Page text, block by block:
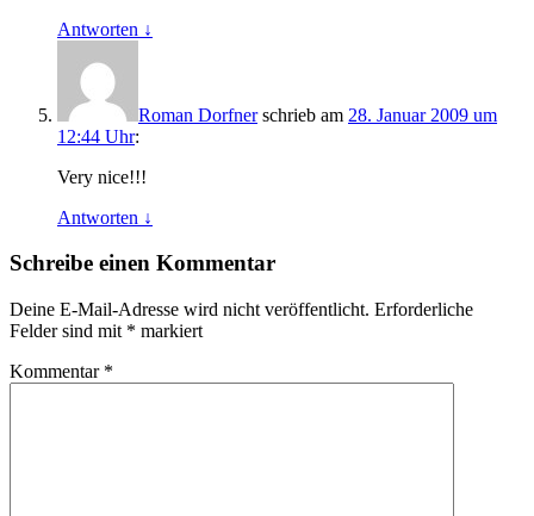
Antworten ↓
Roman Dorfner schrieb am 28. Januar 2009 um
12:44 Uhr:
Very nice!!!
Antworten ↓
Schreibe einen Kommentar
Deine E-Mail-Adresse wird nicht veröffentlicht. Erforderliche
Felder sind mit * markiert
Kommentar *